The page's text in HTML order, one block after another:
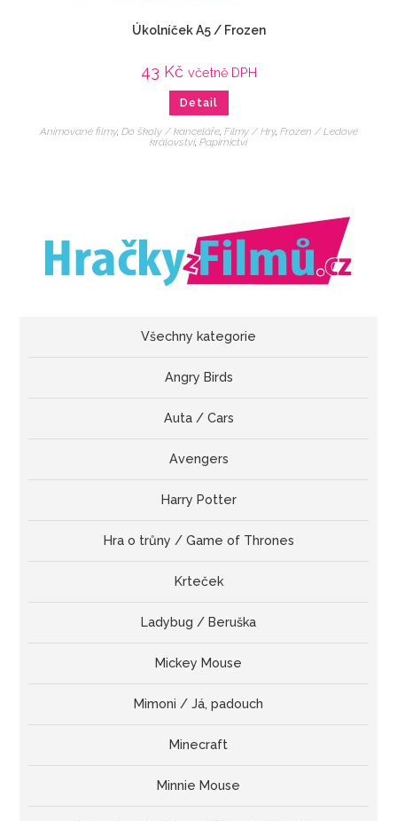
Úkolníček A5 / Frozen
43 Kč včetně DPH
Detail
Animované filmy, Do školy / kanceláře, Filmy / Hry, Frozen / Ledové
království, Papírnictví
Všechny kategorie
Angry Birds
Auta / Cars
Avengers
Harry Potter
Hra o trůny / Game of Thrones
Krteček
Ladybug / Beruška
Mickey Mouse
Mimoni / Já, padouch
Minecraft
Minnie Mouse